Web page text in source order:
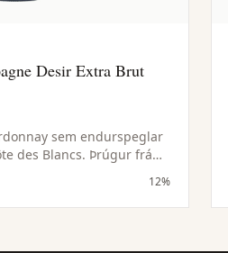
Desir Extra Brut
sem endurspeglar
des Blancs. Þrúgur frá
þroski á botnfalli og
fram náttúrulegan
og uppbyggingar
12%